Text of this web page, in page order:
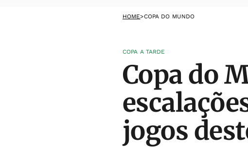
HOME>COPA DO MUNDO
COPA A TARDE
Copa do
jogos